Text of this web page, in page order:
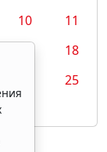
10
11
18
25